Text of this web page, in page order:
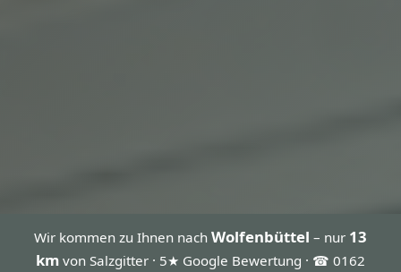
Wir kommen zu Ihnen nach Wolfenbüttel – nur 13
km von Salzgitter · 5★ Google Bewertung · ☎ 0162